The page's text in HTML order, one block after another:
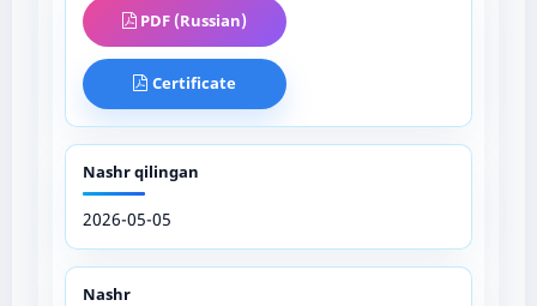
PDF (Russian)
Certificate
Nashr qilingan
2026-05-05
Nashr